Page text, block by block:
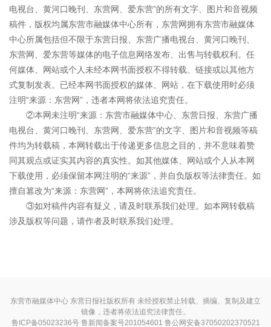
电视台、黄河口晚刊、东营网、爱东营”的所有文字、图片和音视频
稿件，版权均属东营市融媒体中心所有，东营网拥有东营市融媒体
中心所属包括但不限于东营日报、东营广播电视台、黄河口晚刊、
东营网、爱东营等媒体的电子信息网络发布、出售与转载权利。任
何媒体、网站或个人未经本网书面授权不得转载、链接或以其他方
式复制发表。已经本网书面授权的媒体、网站，在下载使用时必须
注明“来源：东营网”，违者本网将依法追究责任。
②本网未注明“来源：东营市融媒体中心、东营日报、东营广播
电视台、黄河口晚刊、东营网、爱东营”的文字、图片和音视频等稿
件均为转载稿，本网转载出于传递更多信息之目的，并不意味着赞
同其观点或证实其内容的真实性。如其他媒体、网站或个人从本网
下载使用，必须保留本网注明的“来源”，并自负版权等法律责任。如
擅自篡改为“来源：东营网”，本网将依法追究责任。
③如对稿件内容有疑义，请及时联系我们处理。如本网转载稿
涉及版权等问题，请作者及时联系我们处理。
东营市融媒体中心 东营日报社版权所有 未经授权禁止转载、摘编、复制及建立
镜像，违者将依法追究法律责任。
鲁ICP备05023236号鲁新闻备案号201054601 鲁公网安备37050202370521